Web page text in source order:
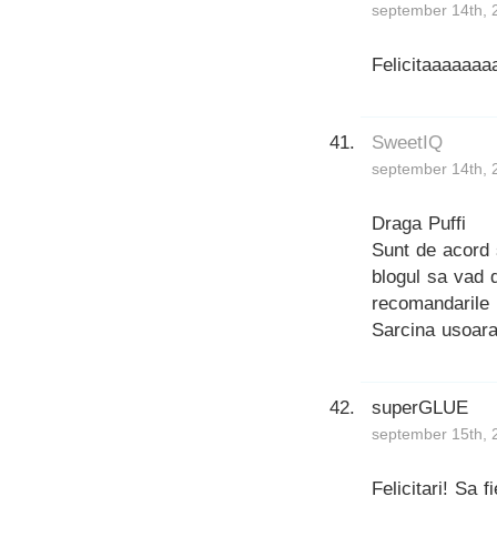
september 14th,
SweetIQ
september 14th,
Draga Puffi
Sunt de
blogul sa vad
Sarcina
superGLUE
september 15th,
Felicitari! Sa